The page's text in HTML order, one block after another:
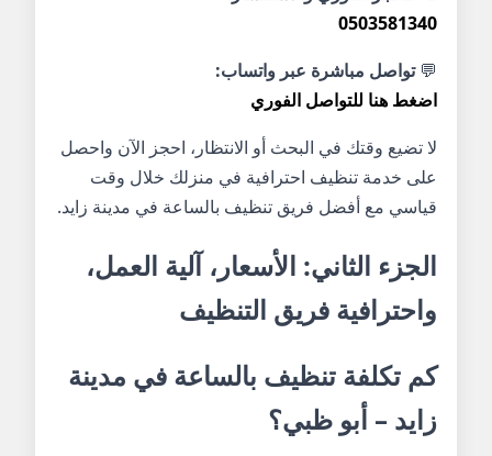
0503581340
💬تواصل مباشرة عبر واتساب:
اضغط هنا للتواصل الفوري
لا تضيع وقتك في البحث أو الانتظار، احجز الآن واحصل
على خدمة تنظيف احترافية في منزلك خلال وقت
قياسي مع أفضل فريق تنظيف بالساعة في مدينة زايد.
الجزء الثاني: الأسعار، آلية العمل،
واحترافية فريق التنظيف
كم تكلفة تنظيف بالساعة في مدينة
زايد – أبو ظبي؟